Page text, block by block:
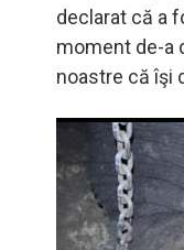
declarat că a
moment de-a
noastre că îşi